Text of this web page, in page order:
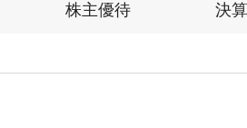
株主優待 決算